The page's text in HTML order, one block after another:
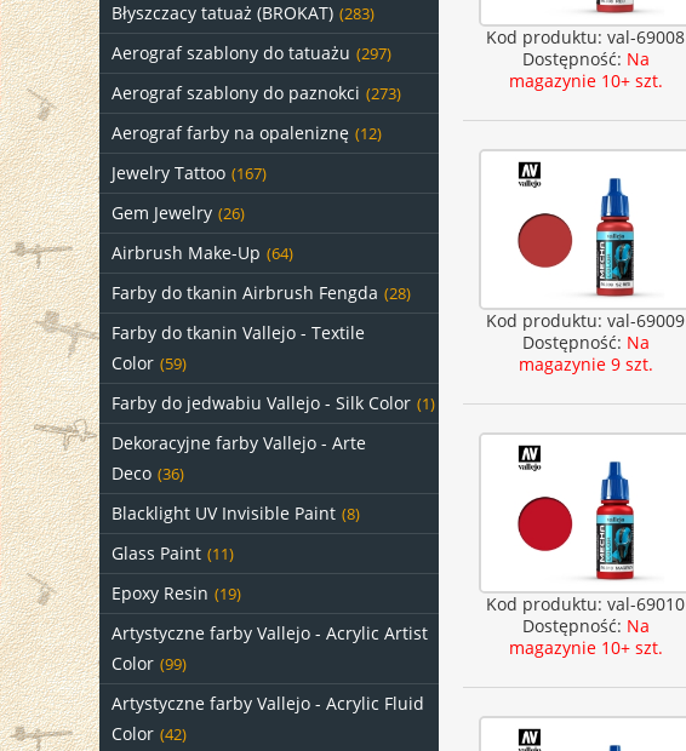
Błyszczacy tatuaż (BROKAT) (283)
Aerograf szablony do tatuażu (297)
Aerograf szablony do paznokci (273)
Aerograf farby na opaleniznę (12)
Jewelry Tattoo (167)
Gem Jewelry (26)
Airbrush Make-Up (64)
Farby do tkanin Airbrush Fengda (28)
Farby do tkanin Vallejo - Textile
Color (59)
Farby do jedwabiu Vallejo - Silk Color (1)
Dekoracyjne farby Vallejo - Arte
Deco (36)
Blacklight UV Invisible Paint (8)
Glass Paint (11)
Epoxy Resin (19)
Artystyczne farby Vallejo - Acrylic Artist
Color (99)
Artystyczne farby Vallejo - Acrylic Fluid
Color (42)
Kod produktu: val-69008
Dostępność: Na
magazynie 10+ szt.
Kod produktu: val-69009
Dostępność: Na
magazynie 9 szt.
Kod produktu: val-69010
Dostępność: Na
magazynie 10+ szt.